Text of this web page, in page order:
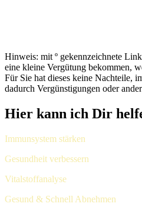
Hinweis: mit º gekennzeichnete
eine kleine Vergütung bekommen,
Für Sie hat dieses keine Nachteile,
dadurch Vergünstigungen oder
Hier kann ich Dir
Immunsystem stärken
Gesundheit verbessern
Vitalstoffanalyse
Gesund & Schnell Abnehmen